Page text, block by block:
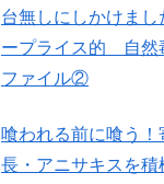
台無しにしかけま
ープライス的 自然
ファイル②
喰われる前に喰う
長・アニサキスを積